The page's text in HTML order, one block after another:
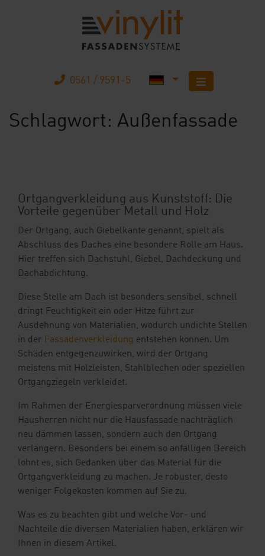
0561 / 9591-5
Startseite
Karriere
Mobilheimbau
Ihre Vorteile
Downloads
Blog
Shop
Schlagwort: Außenfassade
Ortgangverkleidung aus Kunststoff: Die
Vorteile gegenüber Metall und Holz
Der Ortgang, auch Giebelkante genannt, spielt als
Abschluss des Daches eine besondere Rolle am Haus.
Hier treffen sich Dachstuhl, Giebel, Dachdeckung und
Dachabdichtung.
Diese Stelle am Dach ist besonders sensibel, schnell
dringt Feuchtigkeit ein oder Hitze führt zur
Ausdehnung von Materialien, wodurch undichte Stellen
in der Fassadenverkleidung entstehen können. Um
Schäden entgegenzuwirken, wird der Ortgang
meistens mit Holzleisten, Stahlblechen oder speziellen
Ortgangziegeln verkleidet.
Im Rahmen der Energiesparverordnung müssen viele
Hausherren nicht nur die Hausfassade nachträglich
neu dämmen lassen, sondern auch den Ortgang
verlängern. Besonders bei einem so anfälligen Bereich
lohnt es, sich Gedanken über das Material für die
Ortgangverkleidung zu machen. Je robuster, desto
weniger Folgekosten kommen auf Sie zu.
Was es zu beachten gibt und welche Vor- und
Nachteile die diversen Materialien haben, erklären wir
Ihnen in diesem Artikel.